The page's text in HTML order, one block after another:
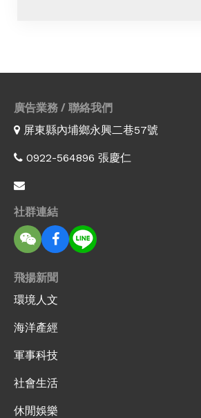
廣告業務 / 聯絡我們
屏東縣內埔鄉永興二巷57號
0922-564896 張慶仁
社群連結
飛揚新聞
環境人文
海洋產經
軍事科技
社會生活
休閒娛樂